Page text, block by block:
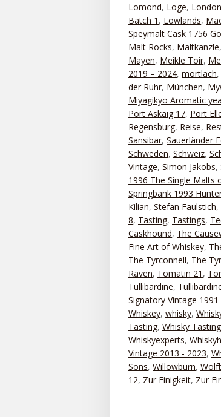
Lomond, Loge, London
Batch 1 , Lowlands,
Speymalt Cask 1756
Malt Rocks, Maltkanzle,
Mayen, Meikle Toir,
2019 – 2024, mortlach,
der Ruhr, München,
Miyagikyo Aromatic
Port Askaig 17, Port
Regensburg, Reise,
Sansibar, Sauerländer
Schweden, Schweiz,
Vintage, Simon Jakobs,
1996 The Single Malts
Springbank 1993
Kilian, Stefan Faulstich,
8, Tasting, Tastings,
Caskhound, The
Fine Art of Whiskey,
The Tyrconnell, The
Raven, Tomatin 21 ,
Tullibardine,
Signatory Vintage
Whiskey, whisky,
Tasting, Whisky
Whiskyexperts,
Vintage 2013 - 2023,
Sons, Willowburn,
12, Zur Einigkeit, Zur